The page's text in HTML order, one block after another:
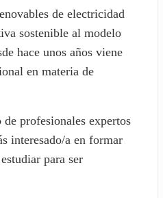
de electricidad
sostenible al modelo
hace unos años viene
en materia de
profesionales expertos
interesado/a en formar
para ser